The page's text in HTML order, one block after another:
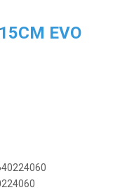
EVO